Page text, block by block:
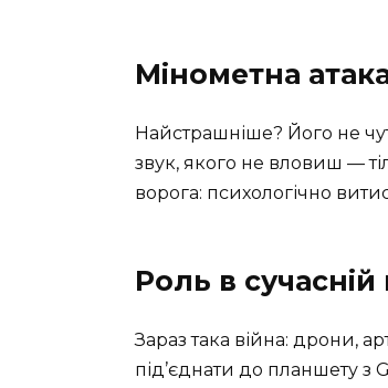
Мінометна
Найстрашніше? Його не
звук, якого не вловиш —
ворога: психологічно
Роль в сучасній
Зараз така війна: дрони,
під’єднати до планшету з